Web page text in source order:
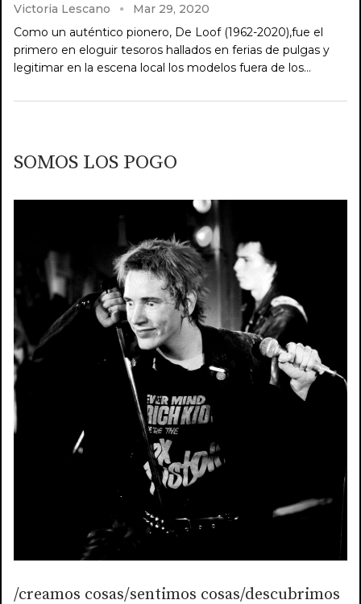
Victoria Lescano
Mar 29, 2020
Como un auténtico pionero, De Loof (1962-2020),fue el
primero en eloguir tesoros hallados en ferias de pulgas y
legitimar en la escena local los modelos fuera de los…
SOMOS LOS POGO
/creamos cosas/sentimos cosas/descubrimos